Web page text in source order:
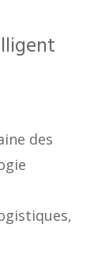
des